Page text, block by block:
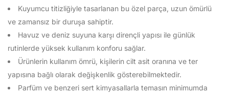
Kuyumcu titizliğiyle tasarlanan bu özel parça, uzun ömürlü
ve zamansız bir duruşa sahiptir.
Havuz ve deniz suyuna karşı dirençli yapısı ile günlük
rutinlerde yüksek kullanım konforu sağlar.
Ürünlerin kullanım ömrü, kişilerin cilt asit oranına ve ter
yapısına bağlı olarak değişkenlik gösterebilmektedir.
Parfüm ve benzeri sert kimyasallarla temasın minimumda